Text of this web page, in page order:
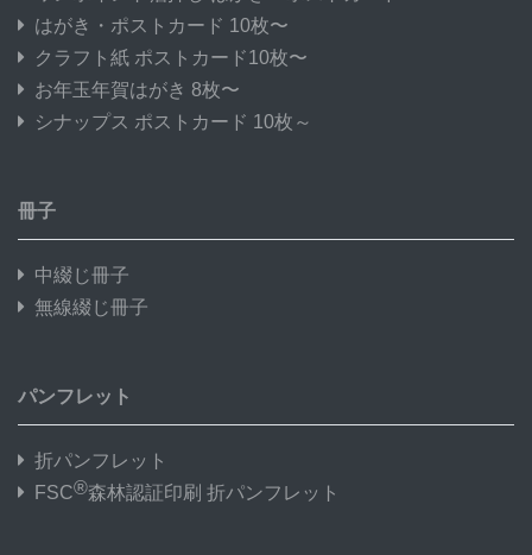
はがき・ポストカード 10枚〜
クラフト紙 ポストカード10枚〜
お年玉年賀はがき 8枚〜
シナップス ポストカード 10枚～
冊子
中綴じ冊子
無線綴じ冊子
パンフレット
折パンフレット
FSC®森林認証印刷 折パンフレット